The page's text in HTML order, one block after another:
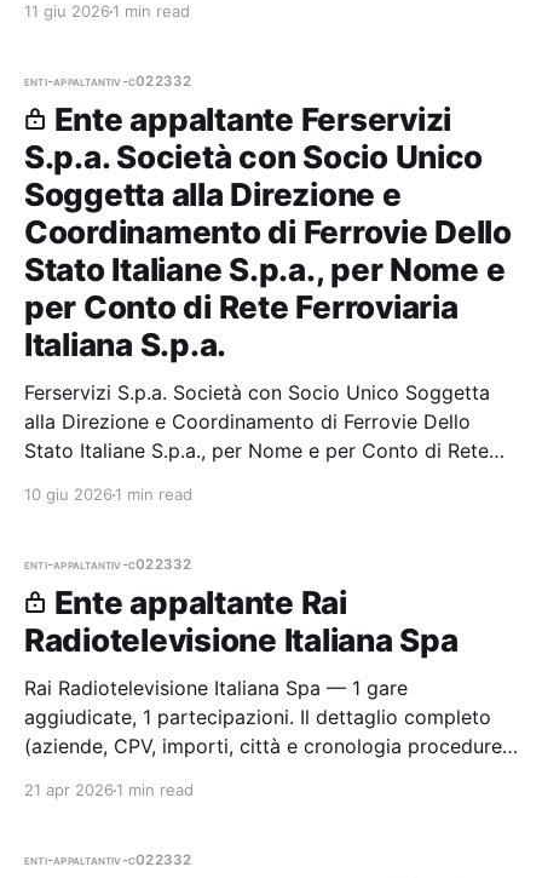
partecipazioni.
11 giu 2026 1 min read
enti-appaltantiv-c022332
Ente appaltante Ferservizi
S.p.a. Società con Socio Unico
Soggetta alla Direzione e
Coordinamento di Ferrovie Dello
Stato Italiane S.p.a., per Nome e
per Conto di Rete Ferroviaria
Italiana S.p.a.
Ferservizi S.p.a. Società con Socio Unico Soggetta
alla Direzione e Coordinamento di Ferrovie Dello
Stato Italiane S.p.a., per Nome e per Conto di Rete
partecipazioni.
10 giu 2026 1 min read
enti-appaltantiv-c022332
Ente appaltante Rai
Radiotelevisione Italiana Spa
Rai Radiotelevisione Italiana Spa — 1 gare
aggiudicate, 1 partecipazioni. Il dettaglio completo
(aziende, CPV, importi, città e cronologia procedure)
21 apr 2026 1 min read
enti-appaltantiv-c022332